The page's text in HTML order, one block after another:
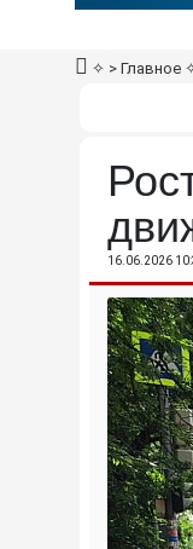
✧ > Главное
16.06.2026